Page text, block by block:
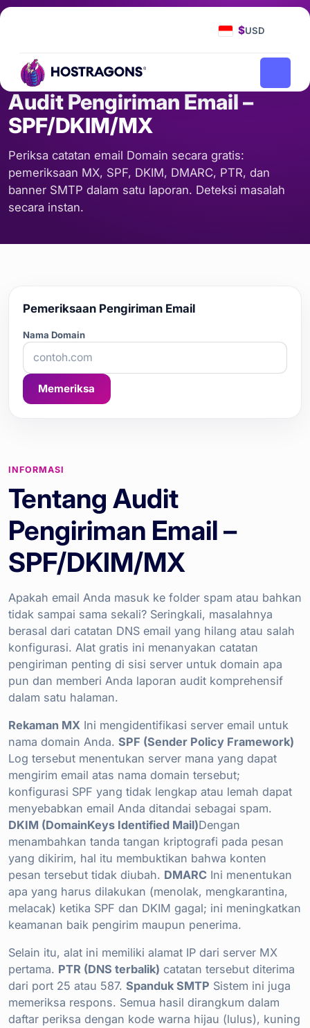
$USD
Audit Pengiriman Email –
SPF/DKIM/MX
Periksa catatan email Domain secara gratis:
pemeriksaan MX, SPF, DKIM, DMARC, PTR, dan
banner SMTP dalam satu laporan. Deteksi masalah
secara instan.
Pemeriksaan Pengiriman Email
Nama Domain
Memeriksa
INFORMASI
Tentang Audit
Pengiriman Email –
SPF/DKIM/MX
Apakah email Anda masuk ke folder spam atau bahkan
tidak sampai sama sekali? Seringkali, masalahnya
berasal dari catatan DNS email yang hilang atau salah
konfigurasi. Alat gratis ini menanyakan catatan
pengiriman penting di sisi server untuk domain apa
pun dan memberi Anda laporan audit komprehensif
dalam satu halaman.
Rekaman MX Ini mengidentifikasi server email untuk
nama domain Anda. SPF (Sender Policy Framework)
Log tersebut menentukan server mana yang dapat
mengirim email atas nama domain tersebut;
konfigurasi SPF yang tidak lengkap atau lemah dapat
menyebabkan email Anda ditandai sebagai spam.
DKIM (DomainKeys Identified Mail)Dengan
menambahkan tanda tangan kriptografi pada pesan
yang dikirim, hal itu membuktikan bahwa konten
pesan tersebut tidak diubah. DMARC Ini menentukan
apa yang harus dilakukan (menolak, mengkarantina,
melacak) ketika SPF dan DKIM gagal; ini meningkatkan
keamanan baik pengirim maupun penerima.
Selain itu, alat ini memiliki alamat IP dari server MX
pertama. PTR (DNS terbalik) catatan tersebut diterima
dari port 25 atau 587. Spanduk SMTP Sistem ini juga
memeriksa respons. Semua hasil dirangkum dalam
daftar periksa dengan kode warna hijau (lulus), kuning